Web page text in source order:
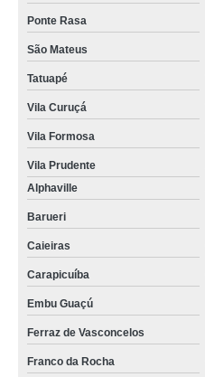
Ponte Rasa
São Mateus
Tatuapé
Vila Curuçá
Vila Formosa
Vila Prudente
Alphaville
Barueri
Caieiras
Carapicuíba
Embu Guaçú
Ferraz de Vasconcelos
Franco da Rocha